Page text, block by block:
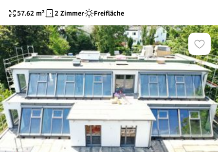
57.62 m² 2 Zimmer Freifläche